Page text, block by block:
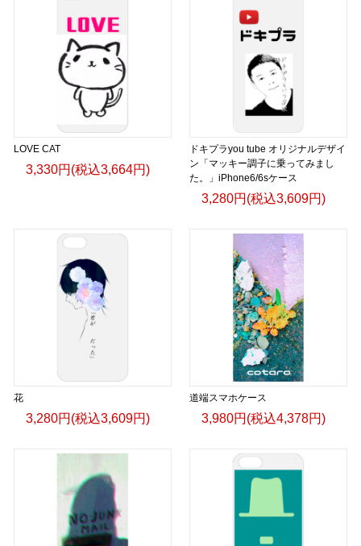
LOVE CAT
3,330円(税込3,664円)
ドキプラyou tube オリジナルデザイ
ン「マッキー調子に乗ってみまし
た。」iPhone6/6sケース
3,280円(税込3,609円)
花
3,280円(税込3,609円)
道端スマホケース
3,980円(税込4,378円)